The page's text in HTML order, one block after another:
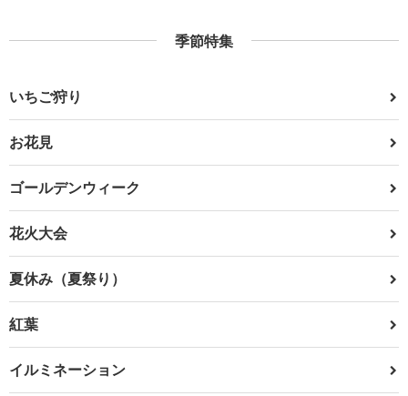
季節特集
いちご狩り
お花見
ゴールデンウィーク
花火大会
夏休み（夏祭り）
紅葉
イルミネーション